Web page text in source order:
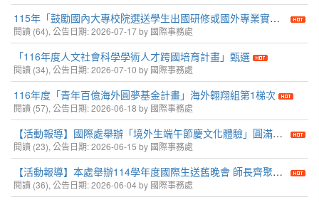
115年「鼓勵國內大專校院選送學生出國研修或國外專業實習」學海惜珠、學海築夢及新南向學海築夢計畫第2次甄選作業時程
閱讀 (64), 公告日期: 2026-07-17 by 國際事務處
「116年度人文社會科學學術人才跨國培育計畫」甄選
閱讀 (34), 公告日期: 2026-07-10 by 國際事務處
116年度「青年百億海外圓夢基金計畫」海外翱翔組第1梯次
閱讀 (57), 公告日期: 2026-06-18 by 國際事務處
【活動報導】國際處舉辦「境外生端午節慶文化體驗」圓滿落幕
閱讀 (23), 公告日期: 2026-06-15 by 國際事務處
【活動報導】本處舉辦114學年度國際生送舊晚會 師長齊聚祝福、宣導職涯居留全方位指南
閱讀 (36), 公告日期: 2026-06-04 by 國際事務處